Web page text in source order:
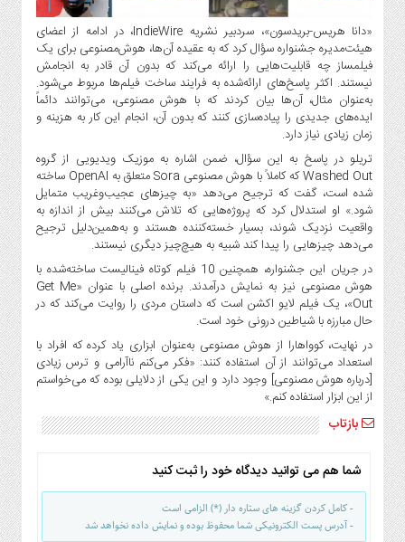
«دانا هریس-بریدسون»، سردبیر نشریه IndieWire، در ادامه از اعضای
هیئت‌مدیره جشنواره سؤال کرد که به عقیده آن‌ها، هوش‌مصنوعی برای یک
فیلمساز چه قابلیت‌هایی را ارائه می‌کند که بدون آن قادر به انجامش
نیستند. اکثر پاسخ‌های ارائه‌شده به فرایند ساخت فیلم‌ها مربوط می‌شود.
به‌عنوان مثال، آن‌ها بیان کردند که با هوش مصنوعی، می‌توانند دائماً
ایده‌های جدیدی را پیاده‌سازی کنند که بدون آن، انجام این کار به هزینه و
زمان زیادی نیاز دارد.
تریلو در پاسخ به این سؤال، ضمن اشاره به موزیک ویدیویی از گروه
Washed Out که کاملاً با هوش مصنوعی Sora متعلق به OpenAI ساخته
شده است، گفت که ترجیح می‌دهد «به چیزهای عجیب‌و‌غریب متمایل
شود.» او استدلال کرد که پروژه‌هایی که تلاش می‌کنند بیش از اندازه به
واقعیت نزدیک شوند، بسیار خسته‌کننده هستند و به‌همین‌دلیل ترجیح
می‌دهد چیزهایی را پیدا کند شبیه به هیچ‌چیز دیگری نیستند.
در جریان این جشنواره، همچنین 10 فیلم کوتاه فینالیست ساخته‌شده با
هوش مصنوعی نیز به نمایش درآمدند. برنده اصلی با عنوان «Get Me
Out»، یک فیلم لایو اکشن است که داستان مردی را روایت می‌کند که در
حال مبارزه با شیاطین درونی خود است.
در نهایت، کوواهارا از هوش مصنوعی به‌عنوان ابزاری یاد کرده که افراد با
استعداد می‌توانند از آن استفاده کنند: «فکر می‌کنم ناآرامی و ترس زیادی
[درباره هوش مصنوعی] وجود دارد و این یکی از دلایلی بوده که می‌خواستم
از این ابزار استفاده کنم.»
بازتاب
شما هم می توانید دیدگاه خود را ثبت کنید
- کامل کردن گزینه های ستاره دار (*) الزامی است
- آدرس پست الکترونیکی شما محفوظ بوده و نمایش داده نخواهد شد